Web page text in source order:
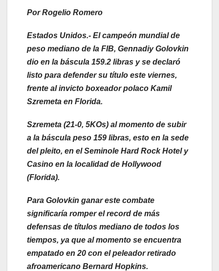
Por Rogelio Romero
Estados Unidos.- El campeón mundial de
peso mediano de la FIB, Gennadiy Golovkin
dio en la báscula 159.2 libras y se declaró
listo para defender su título este viernes,
frente al invicto boxeador polaco Kamil
Szremeta en Florida.
Szremeta (21-0, 5KOs) al momento de subir
a la báscula peso 159 libras, esto en la sede
del pleito, en el Seminole Hard Rock Hotel y
Casino en la localidad de Hollywood
(Florida).
Para Golovkin ganar este combate
significaría romper el record de más
defensas de títulos mediano de todos los
tiempos, ya que al momento se encuentra
empatado en 20 con el peleador retirado
afroamericano Bernard Hopkins.